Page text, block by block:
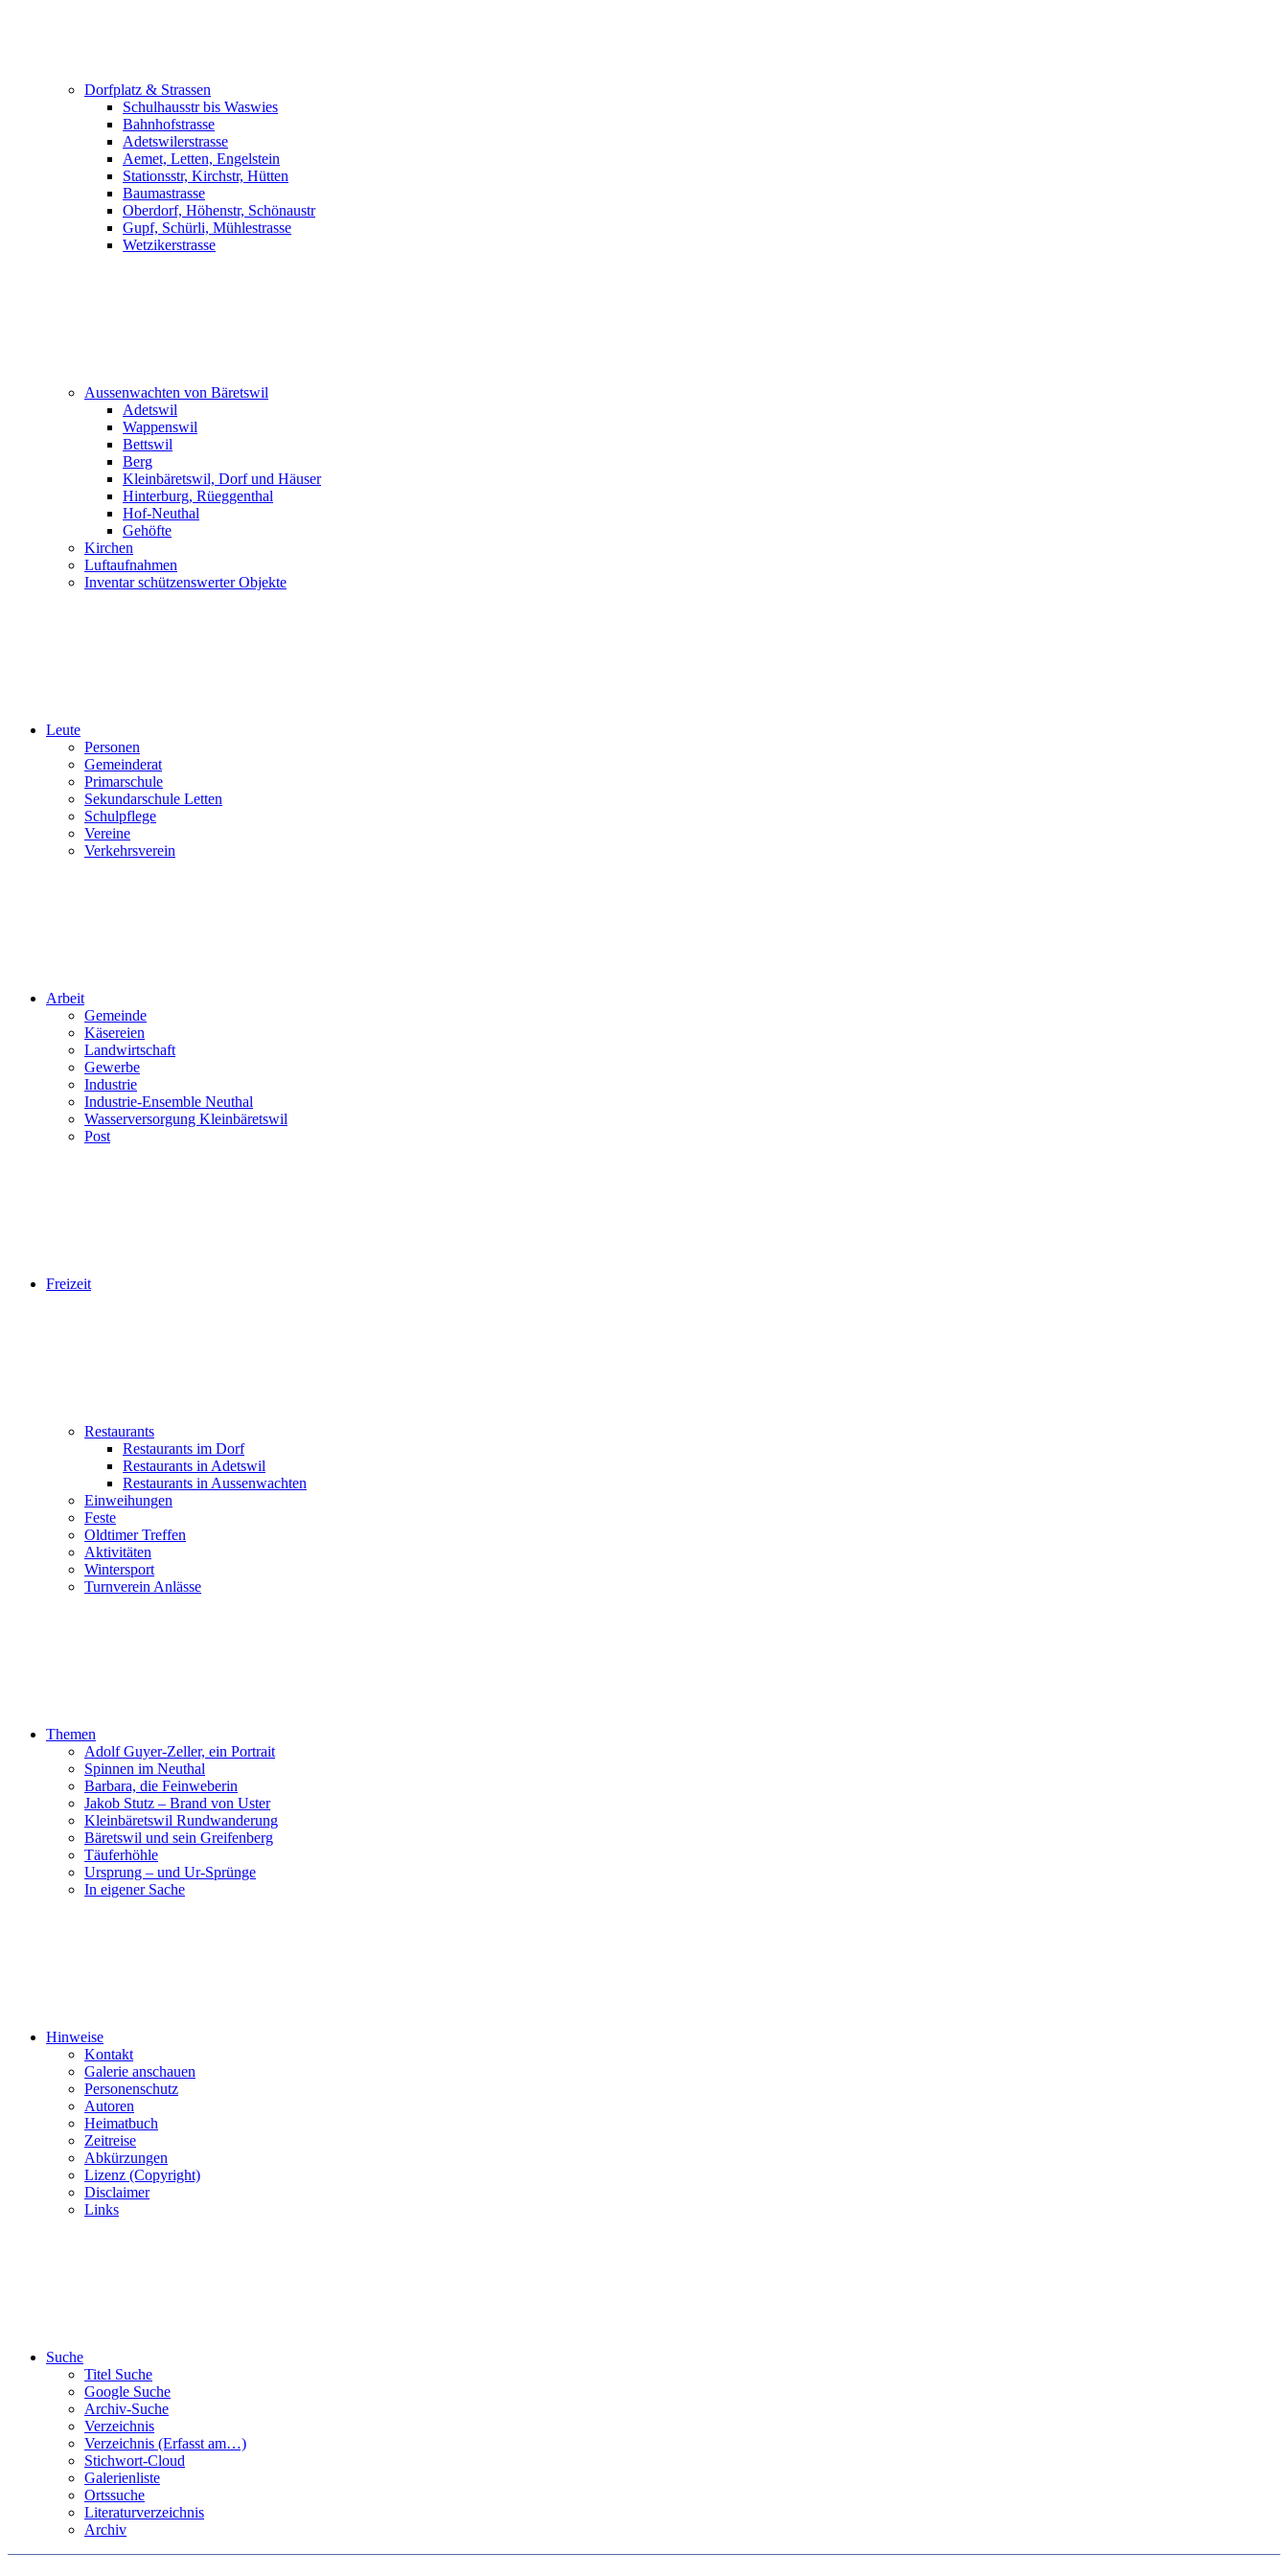
Dorfplatz & Strassen
Schulhausstr bis Waswies
Bahnhofstrasse
Adetswilerstrasse
Aemet, Letten, Engelstein
Stationsstr, Kirchstr, Hütten
Baumastrasse
Oberdorf, Höhenstr, Schönaustr
Gupf, Schürli, Mühlestrasse
Wetzikerstrasse
Aussenwachten von Bäretswil
Adetswil
Wappenswil
Bettswil
Berg
Kleinbäretswil, Dorf und Häuser
Hinterburg, Rüeggenthal
Hof-Neuthal
Gehöfte
Kirchen
Luftaufnahmen
Inventar schützenswerter Objekte
Leute
Personen
Gemeinderat
Primarschule
Sekundarschule Letten
Schulpflege
Vereine
Verkehrsverein
Arbeit
Gemeinde
Käsereien
Landwirtschaft
Gewerbe
Industrie
Industrie-Ensemble Neuthal
Wasserversorgung Kleinbäretswil
Post
Freizeit
Restaurants
Restaurants im Dorf
Restaurants in Adetswil
Restaurants in Aussenwachten
Einweihungen
Feste
Oldtimer Treffen
Aktivitäten
Wintersport
Turnverein Anlässe
Themen
Adolf Guyer-Zeller, ein Portrait
Spinnen im Neuthal
Barbara, die Feinweberin
Jakob Stutz – Brand von Uster
Kleinbäretswil Rundwanderung
Bäretswil und sein Greifenberg
Täuferhöhle
Ursprung – und Ur-Sprünge
In eigener Sache
Hinweise
Kontakt
Galerie anschauen
Personenschutz
Autoren
Heimatbuch
Zeitreise
Abkürzungen
Lizenz (Copyright)
Disclaimer
Links
Suche
Titel Suche
Google Suche
Archiv-Suche
Verzeichnis
Verzeichnis (Erfasst am…)
Stichwort-Cloud
Galerienliste
Ortssuche
Literaturverzeichnis
Archiv